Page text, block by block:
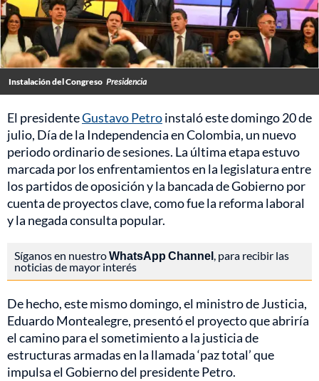
Instalación del Congreso Presidencia
El presidenteGustavo Petroinstaló este domingo 20 de
julio, Día de la Independencia en Colombia, un nuevo
periodo ordinario de sesiones. La última etapa estuvo
marcada por los enfrentamientos en la legislatura entre
los partidos de oposición y la bancada de Gobierno por
cuenta de proyectos clave, como fue la reforma laboral
y la negada consulta popular.
Síganos en nuestroWhatsApp Channel, para recibir las
noticias de mayor interés
De hecho, este mismo domingo, el ministro de Justicia,
Eduardo Montealegre, presentó el proyecto que abriría
el camino para el sometimiento a la justicia de
estructuras armadas en la llamada ‘paz total’ que
impulsa el Gobierno del presidente Petro.